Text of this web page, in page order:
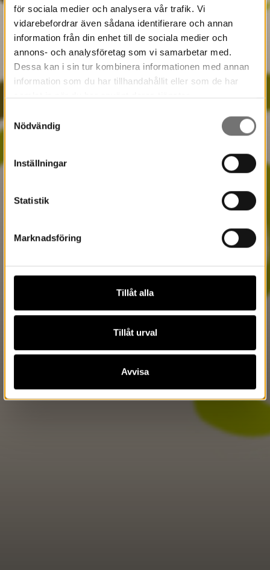
för sociala medier och analysera vår trafik. Vi
vidarebefordrar även sådana identifierare och annan
information från din enhet till de sociala medier och
annons- och analysföretag som vi samarbetar med.
Dessa kan i sin tur kombinera informationen med annan
information som du har tillhandahållit eller som de har
samlat in när du har använt deras tjänster.
Nödvändig
Inställningar
Statistik
Marknadsföring
Tillåt alla
Tillåt urval
Avvisa